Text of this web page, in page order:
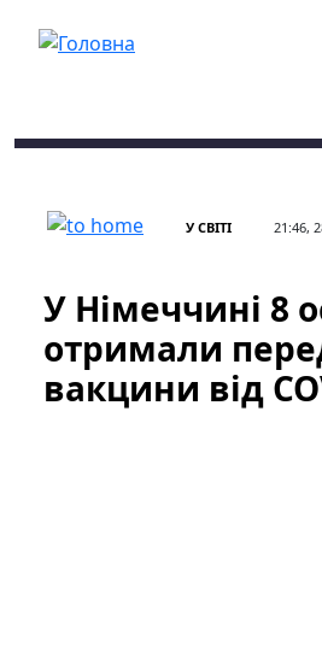
У СВІТІ 21:46,
У Німеччині 8
отримали
вакцини від